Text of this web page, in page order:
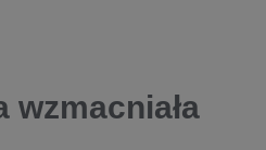
wzmacniała